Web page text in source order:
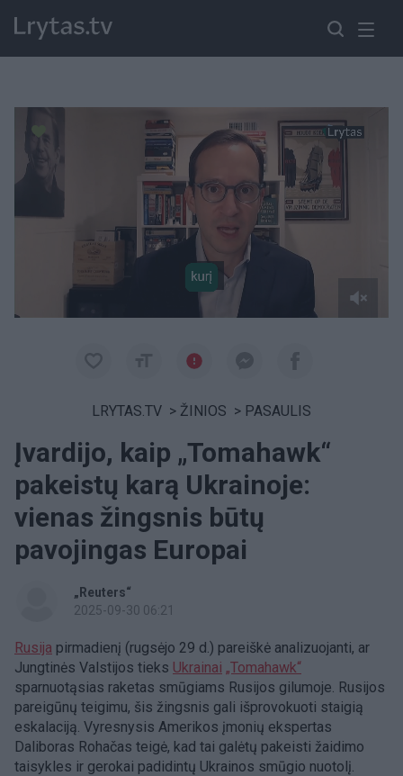
LRYTAS.TV > ŽINIOS > PASAULIS
Įvardijo, kaip „Tomahawk“
pakeistų karą Ukrainoje:
vienas žingsnis būtų
pavojingas Europai
„Reuters“
2025-09-30 06:21
Rusija pirmadienį (rugsėjo 29 d.) pareiškė analizuojanti, ar
Jungtinės Valstijos tieks Ukrainai „Tomahawk“
sparnuotąsias raketas smūgiams Rusijos gilumoje. Rusijos
pareigūnų teigimu, šis žingsnis gali išprovokuoti staigią
eskalaciją. Vyresnysis Amerikos įmonių ekspertas
Daliboras Rohačas teigė, kad tai galėtų pakeisti žaidimo
taisykles ir gerokai padidintų Ukrainos smūgio nuotolį.